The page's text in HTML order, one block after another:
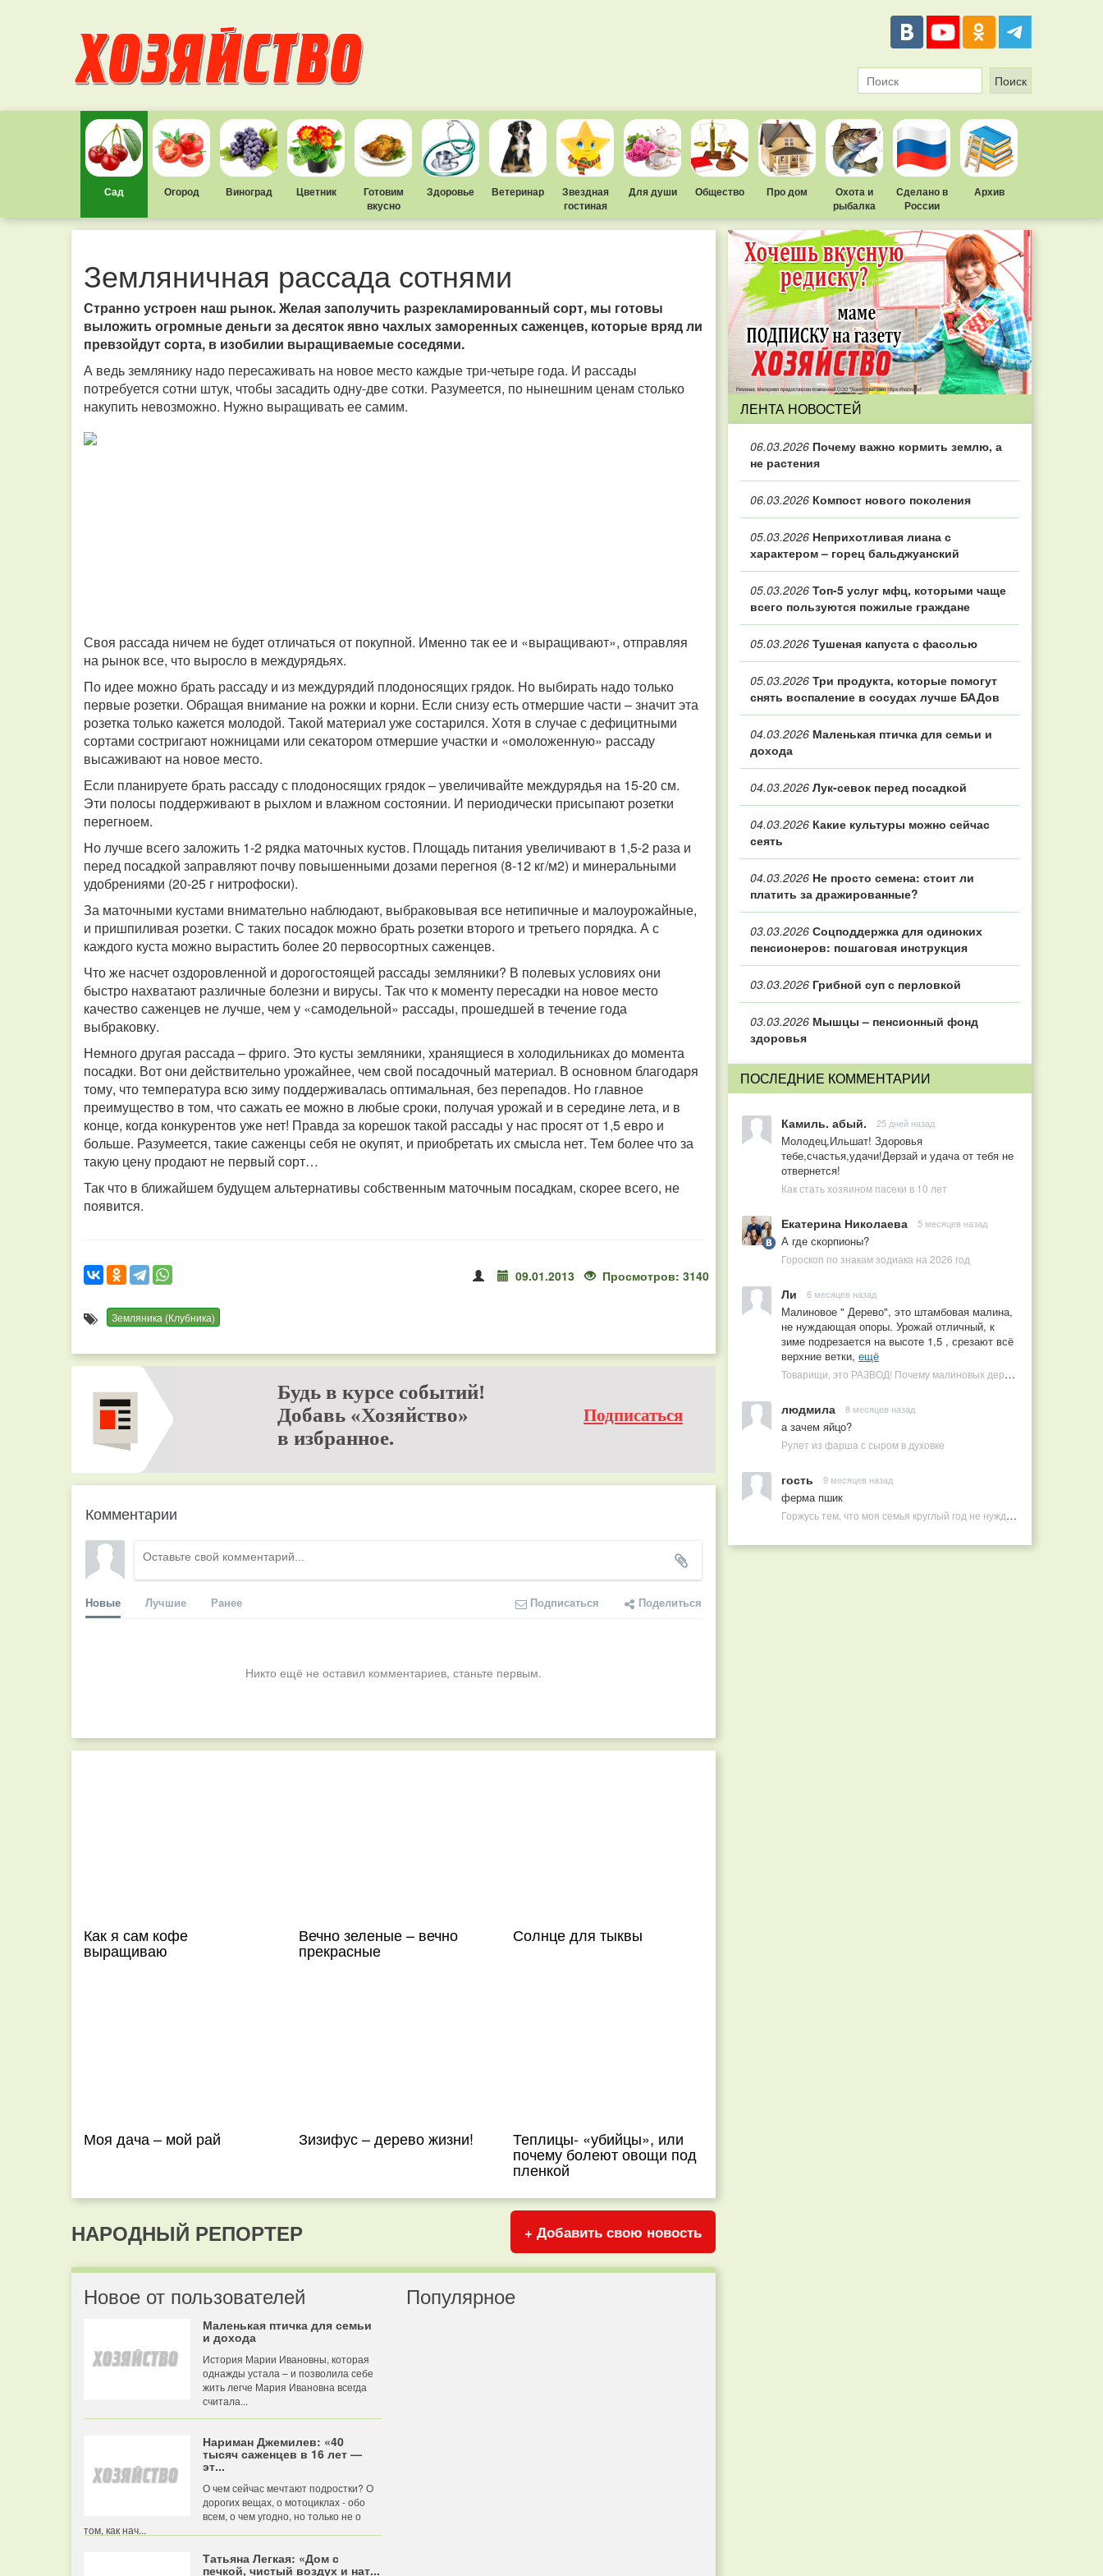
Сад Огород Виноград Цветник
Готовим
вкусно
Здоровье Ветеринар
Звездная
гостиная
Для души Общество Про дом
Охота и
рыбалка
Сделано в
России
Архив
Земляничная рассада сотнями
Странно устроен наш рынок. Желая заполучить разрекламированный сорт, мы готовы
выложить огромные деньги за десяток явно чахлых заморенных саженцев, которые вряд ли
превзойдут сорта, в изобилии выращиваемые соседями.
А ведь землянику надо пересаживать на новое место каждые три-четыре года. И рассады
потребуется сотни штук, чтобы засадить одну-две сотки. Разумеется, по нынешним ценам столько
накупить невозможно. Нужно выращивать ее самим.
Своя рассада ничем не будет отличаться от покупной. Именно так ее и «выращивают», отправляя
на рынок все, что выросло в междурядьях.
По идее можно брать рассаду и из междурядий плодоносящих грядок. Но выбирать надо только
первые розетки. Обращая внимание на рожки и корни. Если снизу есть отмершие части – значит эта
розетка только кажется молодой. Такой материал уже состарился. Хотя в случае с дефицитными
сортами состригают ножницами или секатором отмершие участки и «омоложенную» рассаду
высаживают на новое место.
Если планируете брать рассаду с плодоносящих грядок – увеличивайте междурядья на 15-20 см.
Эти полосы поддерживают в рыхлом и влажном состоянии. И периодически присыпают розетки
перегноем.
Но лучше всего заложить 1-2 рядка маточных кустов. Площадь питания увеличивают в 1,5-2 раза и
перед посадкой заправляют почву повышенными дозами перегноя (8-12 кг/м2) и минеральными
удобрениями (20-25 г нитрофоски).
За маточными кустами внимательно наблюдают, выбраковывая все нетипичные и малоурожайные,
и пришпиливая розетки. С таких посадок можно брать розетки второго и третьего порядка. А с
каждого куста можно вырастить более 20 первосортных саженцев.
Что же насчет оздоровленной и дорогостоящей рассады земляники? В полевых условиях они
быстро нахватают различные болезни и вирусы. Так что к моменту пересадки на новое место
качество саженцев не лучше, чем у «самодельной» рассады, прошедшей в течение года
выбраковку.
Немного другая рассада – фриго. Это кусты земляники, хранящиеся в холодильниках до момента
посадки. Вот они действительно урожайнее, чем свой посадочный материал. В основном благодаря
тому, что температура всю зиму поддерживалась оптимальная, без перепадов. Но главное
преимущество в том, что сажать ее можно в любые сроки, получая урожай и в середине лета, и в
конце, когда конкурентов уже нет! Правда за корешок такой рассады у нас просят от 1,5 евро и
больше. Разумеется, такие саженцы себя не окупят, и приобретать их смысла нет. Тем более что за
такую цену продают не первый сорт…
Так что в ближайшем будущем альтернативы собственным маточным посадкам, скорее всего, не
появится.
09.01.2013 Просмотров: 3140
Земляника (Клубника)
Будь в курсе событий!
Добавь «Хозяйство»
в избранное.
Подписаться
Комментарии
Новые Лучшие Ранее Подписаться Поделиться
Никто ещё не оставил комментариев, станьте первым.
Как я сам кофе
выращиваю
Вечно зеленые – вечно
прекрасные
Солнце для тыквы
Моя дача – мой рай Зизифус – дерево жизни! Теплицы- «убийцы», или
почему болеют овощи под
пленкой
НАРОДНЫЙ РЕПОРТЕР + Добавить свою новость
Новое от пользователей
Маленькая птичка для семьи
и дохода
История Марии Ивановны, которая
однажды устала – и позволила себе
жить легче Мария Ивановна всегда
считала...
Нариман Джемилев: «40
тысяч саженцев в 16 лет —
эт...
О чем сейчас мечтают подростки? О
дорогих вещах, о мотоциклах - обо
всем, о чем угодно, но только не о
том, как нач...
Татьяна Легкая: «Дом с
печкой, чистый воздух и нат...
Популярное
ЛЕНТА НОВОСТЕЙ
06.03.2026 Почему важно кормить землю, а
не растения
06.03.2026 Компост нового поколения
05.03.2026 Неприхотливая лиана с
характером – горец бальджуанский
05.03.2026 Топ‑5 услуг мфц, которыми чаще
всего пользуются пожилые граждане
05.03.2026 Тушеная капуста с фасолью
05.03.2026 Три продукта, которые помогут
снять воспаление в сосудах лучше БАДов
04.03.2026 Маленькая птичка для семьи и
дохода
04.03.2026 Лук-севок перед посадкой
04.03.2026 Какие культуры можно сейчас
сеять
04.03.2026 Не просто семена: стоит ли
платить за дражированные?
03.03.2026 Соцподдержка для одиноких
пенсионеров: пошаговая инструкция
03.03.2026 Грибной суп с перловкой
03.03.2026 Мышцы – пенсионный фонд
здоровья
ПОСЛЕДНИЕ КОММЕНТАРИИ
Камиль. абый. 25 дней назад
Молодец,Ильшат! Здоровья
тебе,счастья,удачи!Дерзай и удача от тебя не
отвернется!
Как стать хозяином пасеки в 10 лет
Екатерина Николаева 5 месяцев назад
А где скорпионы?
Гороскоп по знакам зодиака на 2026 год
Ли 6 месяцев назад
Малиновое " Дерево", это штамбовая малина,
не нуждающая опоры. Урожай отличный, к
зиме подрезается на высоте 1,5 , срезают всё
верхние ветки, ещё
Товарищи, это РАЗВОД! Почему малиновых деревьев не бывает, или Как ушлые продавцы наживаются на мечтах садоводов
людмила 8 месяцев назад
а зачем яйцо?
Рулет из фарша с сыром в духовке
гость 9 месяцев назад
ферма пшик
Горжусь тем, что моя семья круглый год не нуждается в покупных витаминах